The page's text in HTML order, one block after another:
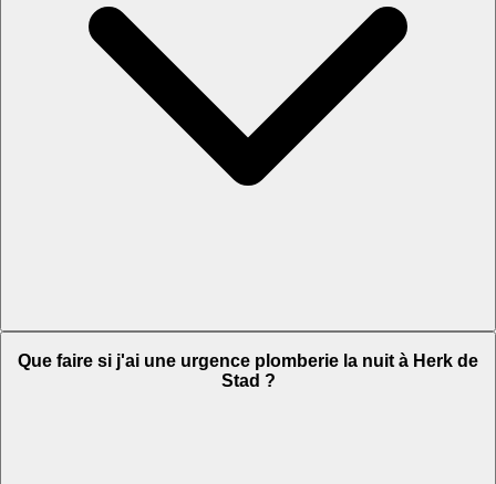
Que faire si j'ai une urgence plomberie la nuit à Herk de
Stad ?